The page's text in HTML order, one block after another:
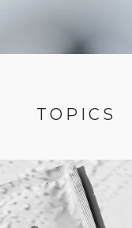
TOPICS